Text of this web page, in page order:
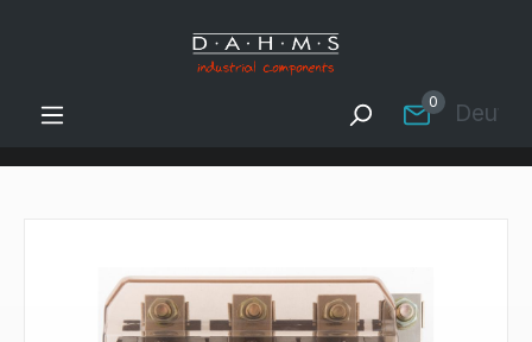
Zum Hauptinhalt springen
0
Bildergalerie überspringen